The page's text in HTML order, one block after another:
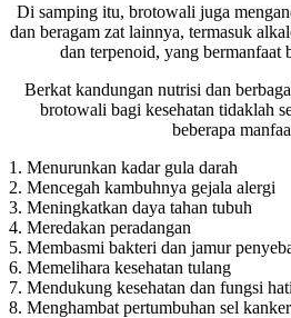
Di samping itu, brotowali juga
dan beragam zat lainnya, termasuk
dan terpenoid, yang bermanfaat
Berkat kandungan nutrisi dan
brotowali bagi kesehatan tidaklah
beberapa
1. Menurunkan kadar gula darah
2. Mencegah kambuhnya gejala alergi
3. Meningkatkan daya tahan tubuh
4. Meredakan peradangan
5. Membasmi bakteri dan jamur
6. Memelihara kesehatan tulang
7. Mendukung kesehatan dan fungsi hati
8. Menghambat pertumbuhan sel kanker